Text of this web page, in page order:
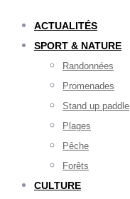
ACTUALITÉS
SPORT & NATURE
Randonnées
Promenades
Stand up paddle
Plages
Pêche
Forêts
CULTURE